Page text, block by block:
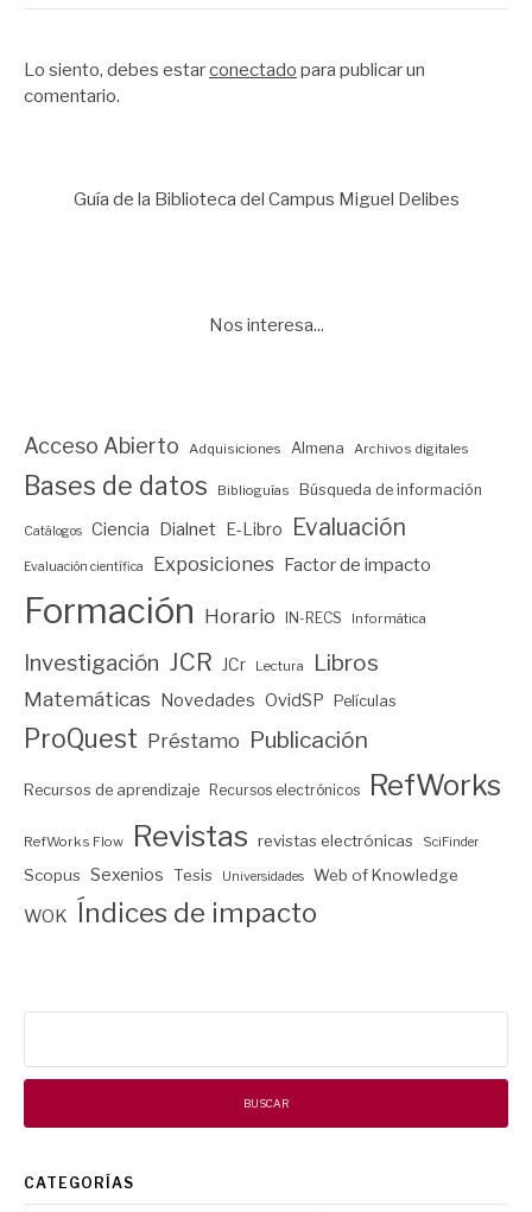
Lo siento, debes estarconectado para publicar un
comentario.
Guía de la Biblioteca del Campus Miguel Delibes
Nos interesa...
Acceso Abierto Adquisiciones Almena Archivos digitales
Bases de datos Biblioguías Búsqueda de información
Catálogos Ciencia Dialnet E-Libro Evaluación
Evaluación científica Exposiciones Factor de impacto
Formación Horario IN-RECS Informática
Investigación JCR JCr Lectura Libros
Matemáticas Novedades OvidSP Películas
ProQuest Préstamo Publicación
Recursos de aprendizaje Recursos electrónicos RefWorks
RefWorks Flow Revistas revistas electrónicas SciFinder
Scopus Sexenios Tesis Universidades Web of Knowledge
WOK Índices de impacto
CATEGORÍAS